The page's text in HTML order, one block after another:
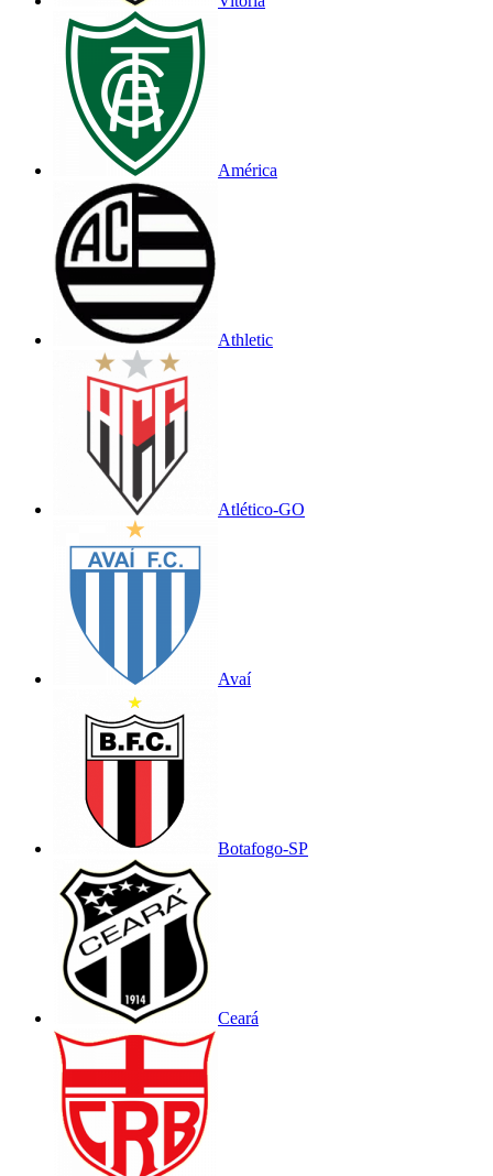
América
Athletic
Atlético-GO
Avaí
Botafogo-SP
Ceará